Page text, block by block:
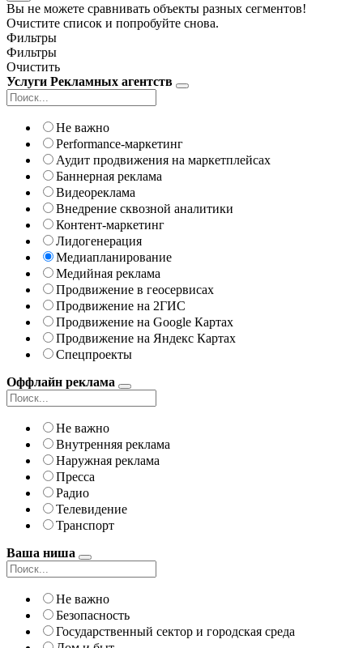
Вы не можете сравнивать объекты разных сегментов!
Очистите список и попробуйте снова.
Фильтры
Фильтры
Очистить
Услуги Рекламных агентств
Не важно
Performance-маркетинг
Аудит продвижения на маркетплейсах
Баннерная реклама
Видеореклама
Внедрение сквозной аналитики
Контент-маркетинг
Лидогенерация
Медиапланирование
Медийная реклама
Продвижение в геосервисах
Продвижение на 2ГИС
Продвижение на Google Картах
Продвижение на Яндекс Картах
Спецпроекты
Оффлайн реклама
Не важно
Внутренняя реклама
Наружная реклама
Пресса
Радио
Телевидение
Транспорт
Ваша ниша
Не важно
Безопасность
Государственный сектор и городская среда